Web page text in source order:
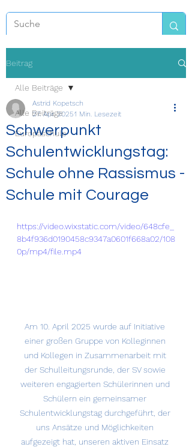
Beitrag
Alle Beiträge
Europaschule
Alle Beiträge
Schwerpunkt
Schulentwicklungstag:
Schule ohne Rassismus -
Schule mit Courage
Astrid Kopetsch
27. Apr. 20251 Min. Lesezeit
https://video.wixstatic.com/video/648cfe_
8b4f936d0190458c9347a0601f668a02/108
0p/mp4/file.mp4
Am 10. April 2025 wurde auf Initiative
einer großen Gruppe von Kolleginnen
und Kollegen in Zusammenarbeit mit
der Schulleitungsrunde, der SV sowie
weiteren engagierten Schülerinnen und
Schülern ein gemeinsamer
Schulentwicklungstag durchgeführt, der
uns Ansätze und Möglichkeiten
aufgezeigt hat, unseren aktiven Einsatz